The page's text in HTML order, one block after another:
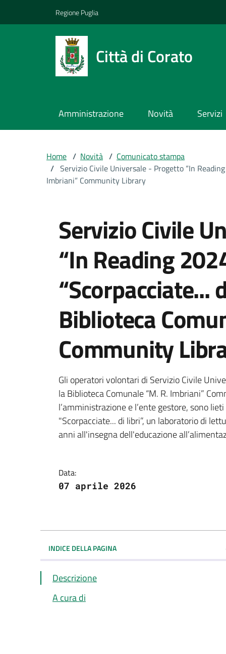
Regione Puglia
Città di Corato
Amministrazione Novità Servizi
Home / Novità / Comunicato stampa
/ Servizio Civile Universale - Progetto “In
Imbriani” Community Library
Servizio Civile
“In Reading
“Scorpacciate...
Biblioteca
Community
Dettagli della
Gli operatori volontari di Servizio Civile
la Biblioteca Comunale “M. R. Imbriani”
l’amministrazione e l’ente gestore, sono
"Scorpacciate... di libri”, un laboratorio di
anni all'insegna dell'educazione
Data:
07 aprile 2026
INDICE DELLA PAGINA
Descrizione
A cura di